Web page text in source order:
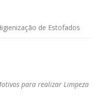
de Estofados
para realizar Limpeza